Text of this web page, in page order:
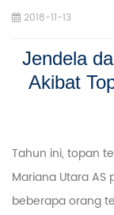
2018-11-13
Jendela
Akibat
Tahun ini, topan
Mariana Utara
beberapa orang